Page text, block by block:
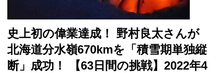
史上初の偉業達成！ 野村良太さんが
北海道分水嶺670kmを「積雪期単独縦
断」成功！ 【63日間の挑戦】2022年4